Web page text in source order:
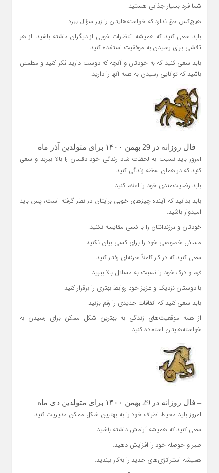
شما فرد بسیار جذابی هستید.
هیچ‌کس حق ندارد که خواسته‌هایتان را زیر سؤال ببرد.
باید سعی کنید که همیشه انتظارات خوبی از دیگران داشته باشید. از هر
تلاشی برای رسیدن به موفقیت استفاده کنید.
باید سعی کنید که به خودتان و آنچه که دوست دارید فکر کنید و مطمئن
باشید که توانایی رسیدن به همه آنها را دارید.
– فال روزانه در 29 بهمن ۱۴۰۰ برای متولدین آذر ماه
امروز باید نسبت به لحظات شاد زندگی خود دقتتان را بالا ببرید و سعی
کنید که در همان لحظه زندگی کنید.
باید رضایت‌مندی خود را اعلام کنید.
باید بدانید که آینده چیزهای خوبی برایتان در نظر گرفته است، پس باید
امیدوار باشید.
خودتان و فرزندانتان را با کسی مقایسه نکنید.
مسائل خصوصی خود را برای کسی بیان نکنید.
سعی کنید که در کار کاملاً حرفه‌ای رفتار کنید.
فهم و درک خود را نسبت به مسائل بالا ببرید.
با دوستان نزدیک و عزیز خود روابط بهتری را برقرار کنید.
باید سعی کنید که اتفاقات جدیدی را رقم بزنید.
از همه موقعیت‌های زندگی به بهترین شکل ممکن برای رسیدن به
خواسته‌هایتان استفاده کنید.
– فال روزانه در 29 بهمن ۱۴۰۰ برای متولدین دی ماه
امروز باید محیط اطراف خود را به بهترین شکل ممکن مدیریت کنید.
سعی کنید که همیشه آرامش داشته باشید.
صبر و حوصله خود را افزایش دهید.
همیشه استراتژی‌های جدید را به‌کار ببندید.